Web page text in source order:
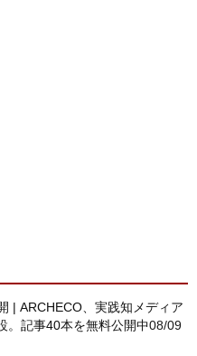
| ARCHECO、実践知メディア
。記事40本を無料公開中08/09